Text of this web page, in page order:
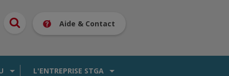
Aide & Contact
L'ENTREPRISE STGA